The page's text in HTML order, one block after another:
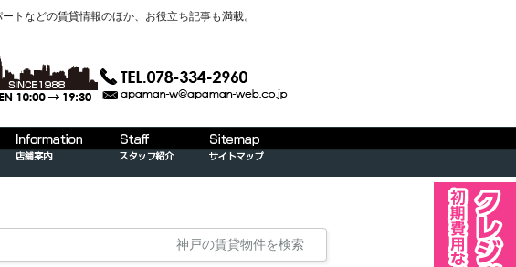
トなどの賃貸情報のほか、お役立ち記事も満載。
神戸の賃貸物件を検索